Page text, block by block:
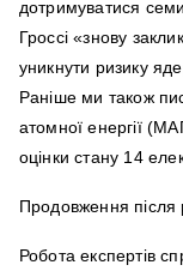
дотримуватися
Гроссі «знову
уникнути ризику
Раніше ми також
атомної енергії
оцінки стану 14
Продовження після
Робота експертів